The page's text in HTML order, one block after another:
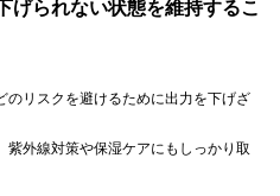
げられない状態を維持するこ
のリスクを避けるために出力を下げざ
外線対策や保湿ケアにもしっかり取